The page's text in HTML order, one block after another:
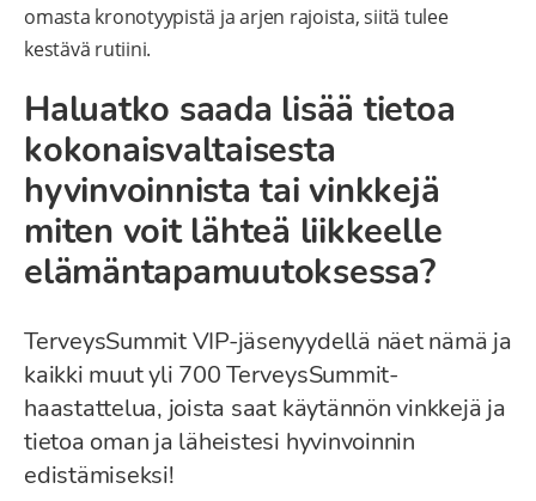
omasta kronotyypistä ja arjen rajoista, siitä tulee
kestävä rutiini.
Haluatko saada lisää tietoa
kokonaisvaltaisesta
hyvinvoinnista tai vinkkejä
miten voit lähteä liikkeelle
elämäntapamuutoksessa?
TerveysSummit VIP-jäsenyydellä näet nämä ja
kaikki muut yli 700 TerveysSummit-
haastattelua, joista saat käytännön vinkkejä ja
tietoa oman ja läheistesi hyvinvoinnin
edistämiseksi!